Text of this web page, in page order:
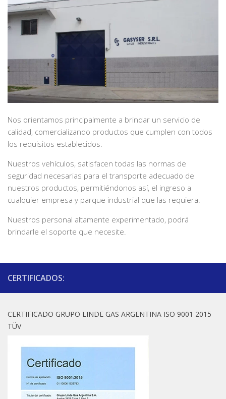
Nos orientamos principalmente a brindar un servicio de
calidad, comercializando productos que cumplen con todos
los requisitos establecidos.
Nuestros vehículos, satisfacen todas las normas de
seguridad necesarias para el transporte adecuado de
nuestros productos, permitiéndonos así, el ingreso a
cualquier empresa y parque industrial que las requiera.
Nuestros personal altamente experimentado, podrá
brindarle el soporte que necesite.
CERTIFICADOS:
CERTIFICADO GRUPO LINDE GAS ARGENTINA ISO 9001 2015
TÜV